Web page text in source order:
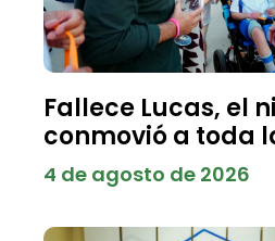
Fallece Lucas, el
conmovió a toda
4 de agosto de 2026